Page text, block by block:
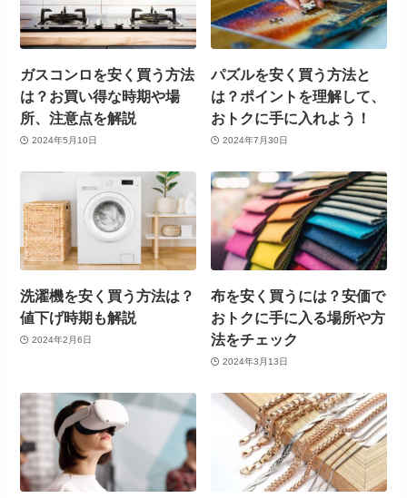
ガスコンロを安く買う方法
は？お買い得な時期や場
所、注意点を解説
2024年5月10日
パズルを安く買う方法と
は？ポイントを理解して、
おトクに手に入れよう！
2024年7月30日
洗濯機を安く買う方法は？
値下げ時期も解説
2024年2月6日
布を安く買うには？安価で
おトクに手に入る場所や方
法をチェック
2024年3月13日